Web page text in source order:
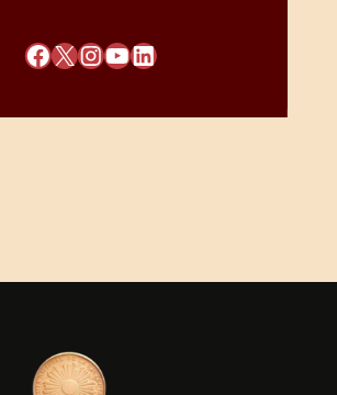
Facebook
X Instagram
YouTube
LinkedIn